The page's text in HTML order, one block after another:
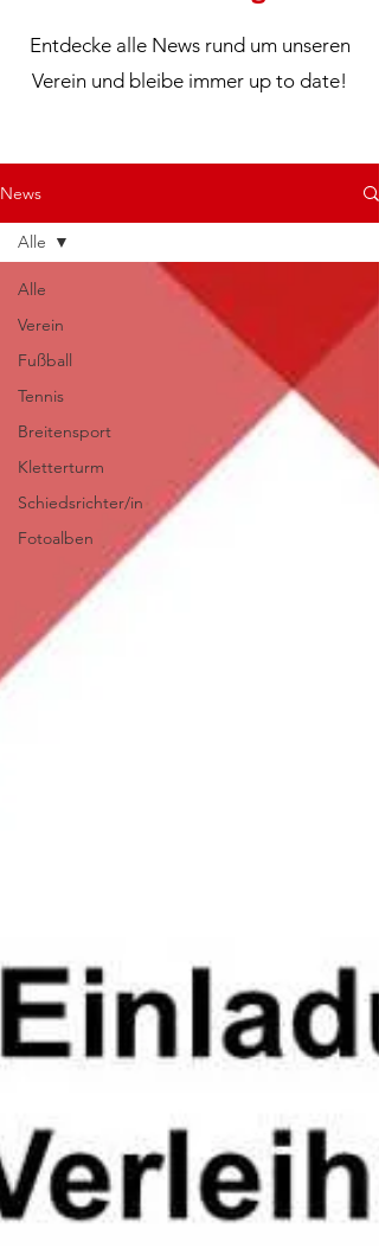
Entdecke alle News rund um unseren
Verein und bleibe immer up to date!
News
Alle
Verein
Fußball
Tennis
Breitensport
Kletterturm
Schiedsrichter/in
Fotoalben
Alle